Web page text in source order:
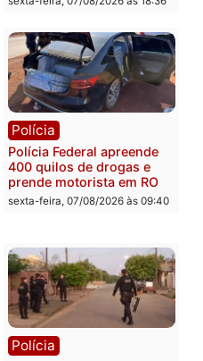
Política
Eleições 2026: Pastor
Evanildo pode ser o
primeiro pastor de
Rondônia na Câmara
Federal